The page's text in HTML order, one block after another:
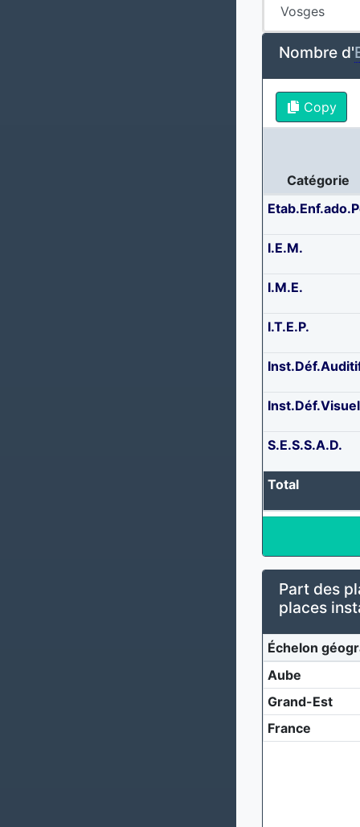
Vosges
Nombre d'
Copy
Catégorie
I.E.M.
I.M.E.
I.T.E.P.
S.E.S.S.A.D.
Total
Part des
places
Échelon
Aube
Grand-Est
France